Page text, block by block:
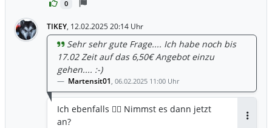
0
TIKEY, 12.02.2025 20:14 Uhr
Sehr sehr gute Frage.... Ich habe noch bis
17.02 Zeit auf das 6,50€ Angebot einzu
gehen.... :-)
Martensit01, 06.02.2025 11:00 Uhr
Ich ebenfalls ✌🏼 Nimmst es dann jetzt
an?